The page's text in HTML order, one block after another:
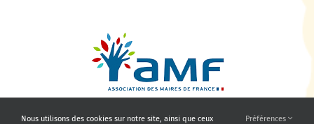
Nous utilisons des cookies sur notre site, ainsi que ceux Préférences